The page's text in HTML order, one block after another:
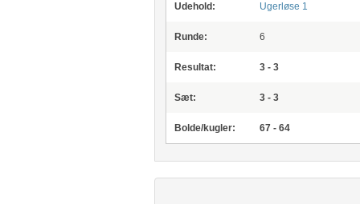
Udehold: Ugerløse 1
Runde: 6
Resultat: 3 - 3
Sæt: 3 - 3
Bolde/kugler: 67 - 64